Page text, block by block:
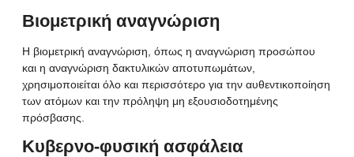
Βιομετρική αναγνώριση
Η βιομετρική αναγνώριση, όπως η αναγνώριση προσώπου
και η αναγνώριση δακτυλικών αποτυπωμάτων,
χρησιμοποιείται όλο και περισσότερο για την αυθεντικοποίηση
των ατόμων και την πρόληψη μη εξουσιοδοτημένης
πρόσβασης.
Κυβερνο-φυσική ασφάλεια